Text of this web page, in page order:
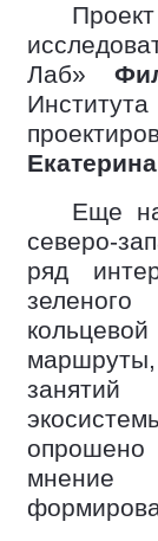
Лаб»
Еще
северо-
ряд
мнение